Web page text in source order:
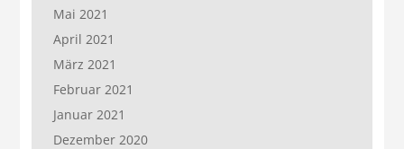
Mai 2021
April 2021
März 2021
Februar 2021
Januar 2021
Dezember 2020